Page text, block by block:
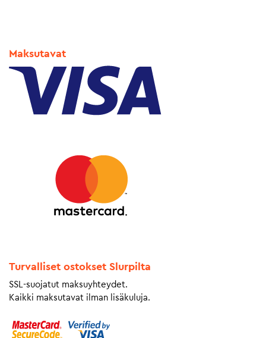
Maksutavat
Turvalliset ostokset Slurpilta
SSL-suojatut maksuyhteydet.
Kaikki maksutavat ilman lisäkuluja.